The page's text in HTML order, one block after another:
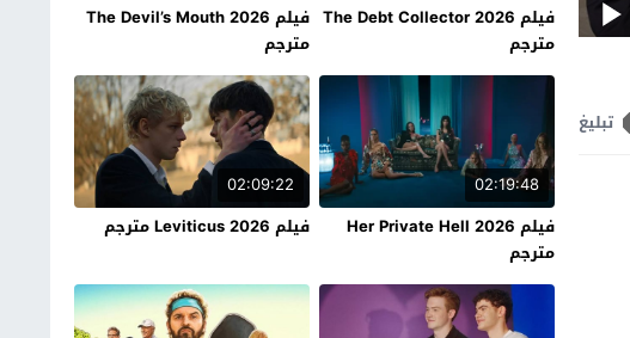
تبليغ
فيلم The Debt Collector 2026
مترجم
فيلم The Devil’s Mouth 2026
مترجم
02:19:48
فيلم Her Private Hell 2026
مترجم
02:09:22
فيلم Leviticus 2026 مترجم